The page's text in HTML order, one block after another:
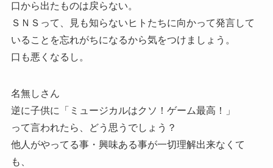
口から出たものは戻らない。
ＳＮＳって、見も知らないヒトたちに向かって発言して
いることを忘れがちになるから気をつけましょう。
口も悪くなるし。
名無しさん
逆に子供に「ミュージカルはクソ！ゲーム最高！」
って言われたら、どう思うでしょう？
他人がやってる事・興味ある事が一切理解出来なくて
も、